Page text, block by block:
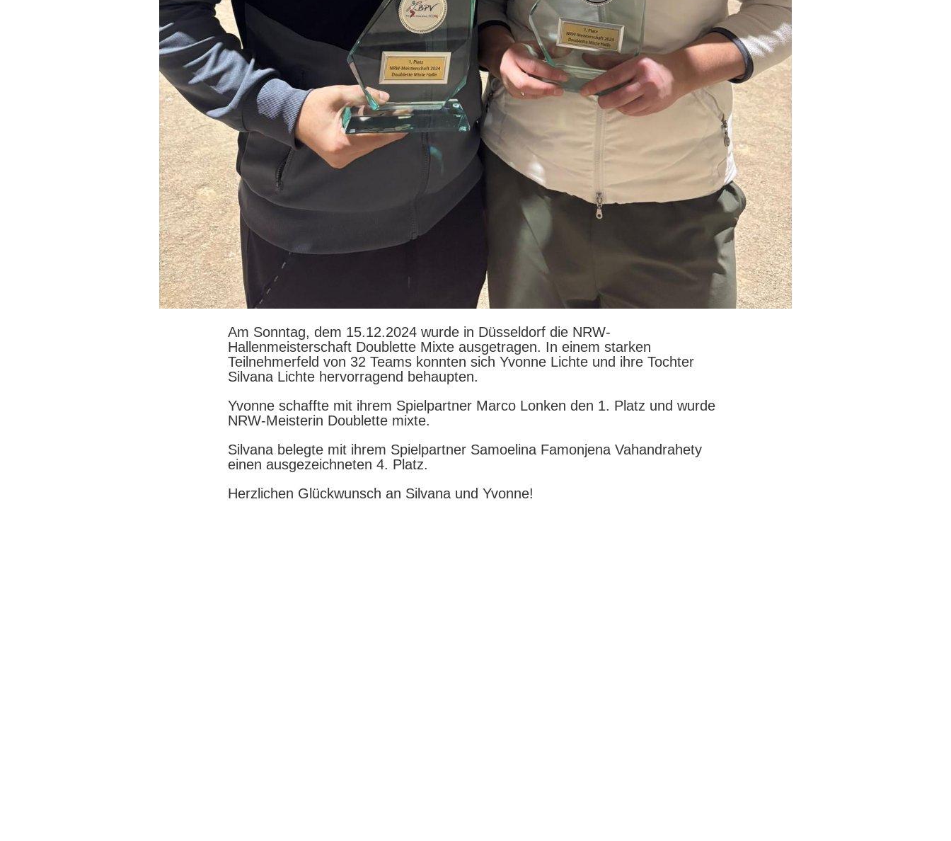
Am Sonntag, dem 15.12.2024 wurde in Düsseldorf die NRW-
Hallenmeisterschaft Doublette Mixte ausgetragen. In einem starken
Teilnehmerfeld von 32 Teams konnten sich Yvonne Lichte und ihre Tochter
Silvana Lichte hervorragend behaupten.
Yvonne schaffte mit ihrem Spielpartner Marco Lonken den 1. Platz und wurde
NRW-Meisterin Doublette mixte.
Silvana belegte mit ihrem Spielpartner Samoelina Famonjena Vahandrahety
einen ausgezeichneten 4. Platz.
Herzlichen Glückwunsch an Silvana und Yvonne!